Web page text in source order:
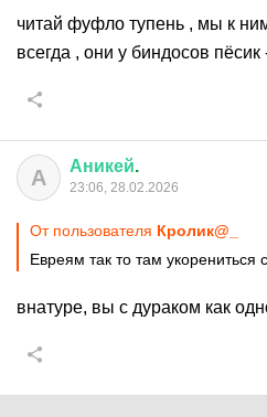
читай фуфло тупень , мы к
всегда , они у биндосов пёсик
А Аникей.
23:06, 28.02.2026
От пользователя Кролик@_
Евреям так то там укорениться
внатуре, вы с дураком как